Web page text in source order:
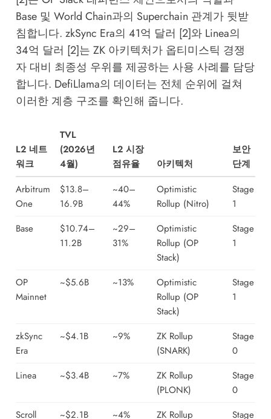
Base 및 World Chain과의 Superchain 관계가 뒷받
침합니다. zkSync Era의 41억 달러 [2]와 Linea의
34억 달러 [2]는 ZK 아키텍처가 옵티미스틱 경쟁
자 대비 최종성 우위를 제공하는 사용 사례를 담당
합니다. DefiLlama의 데이터는 전체 순위에 걸쳐
이러한 계층 구조를 확인해 줍니다.
L2 네트
워크
TVL
(2026년
4월)
L2 시장
점유율
아키텍처
보안
단계
Arbitrum
One
$13.8–
16.9B
~40–
44%
Optimistic
Rollup (Nitro)
Stage
1
Base
$10.74–
11.2B
~29–
31%
Optimistic
Rollup (OP
Stack)
Stage
1
OP
Mainnet
~$5.6B ~13%
Optimistic
Rollup (OP
Stack)
Stage
1
zkSync
Era
~$4.1B ~9%
ZK Rollup
(SNARK)
Stage
0
Linea
~$3.4B ~7%
ZK Rollup
(PLONK)
Stage
0
Scroll
~$2.1B ~4%
ZK Rollup
Stage